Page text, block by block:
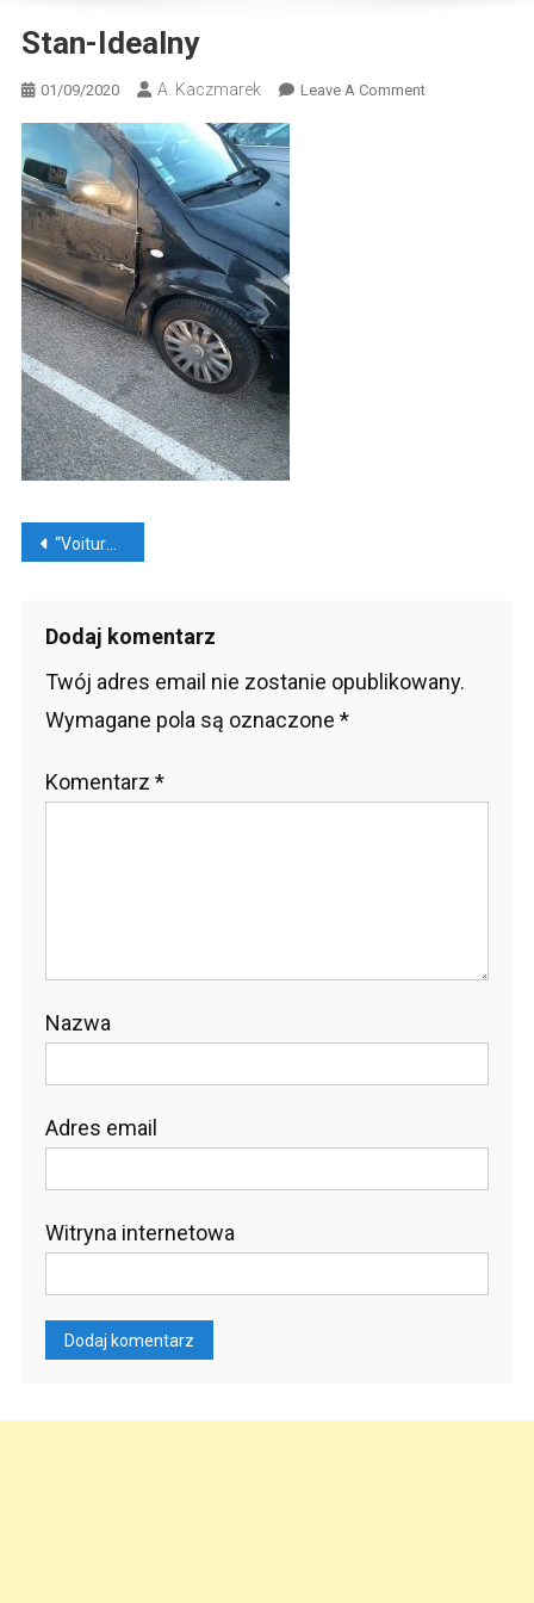
Stan-Idealny
01/09/2020 A. Kaczmarek Leave A CommentOn
Nawigacja
“Voiture” – francuskie samochody, kupować?
Dodaj komentarz
Twój adres email nie zostanie opublikowany.
Wymagane pola są oznaczone *
Komentarz *
Nazwa
Adres email
Witryna internetowa